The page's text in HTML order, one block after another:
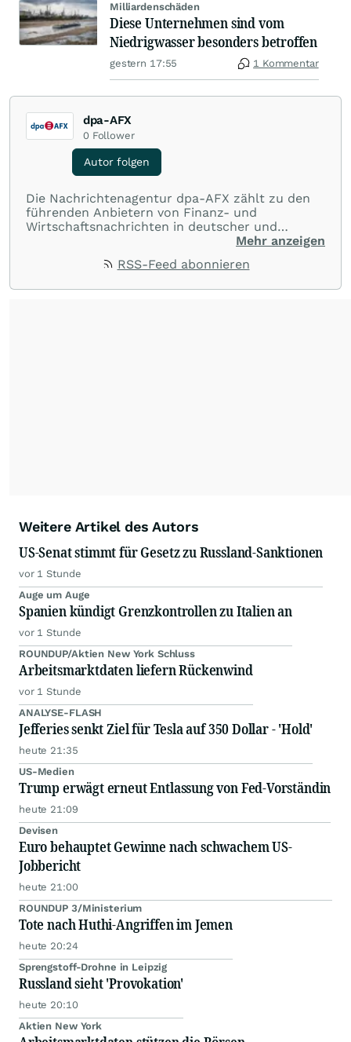
Milliardenschäden
Diese Unternehmen sind vom
Niedrigwasser besonders betroffen
gestern 17:55 1 Kommentar
dpa-AFX
0 Follower
Autor folgen
Die Nachrichtenagentur dpa-AFX zählt zu den
führenden Anbietern von Finanz- und
Wirtschaftsnachrichten in deutscher und
englischer Sprache. Gestützt auf ein
dpa-AFX unabhängig, zuverlässig und schnell
Mehr anzeigen
RSS-Feed abonnieren
Weitere Artikel des Autors
US-Senat stimmt für Gesetz zu Russland-Sanktionen
vor 1 Stunde
Auge um Auge
Spanien kündigt Grenzkontrollen zu Italien an
vor 1 Stunde
ROUNDUP/Aktien New York Schluss
Arbeitsmarktdaten liefern Rückenwind
vor 1 Stunde
ANALYSE-FLASH
Jefferies senkt Ziel für Tesla auf 350 Dollar - 'Hold'
heute 21:35
US-Medien
Trump erwägt erneut Entlassung von Fed-Vorständin
heute 21:09
Devisen
Euro behauptet Gewinne nach schwachem US-
Jobbericht
heute 21:00
ROUNDUP 3/Ministerium
Tote nach Huthi-Angriffen im Jemen
heute 20:24
Sprengstoff-Drohne in Leipzig
Russland sieht 'Provokation'
heute 20:10
Aktien New York